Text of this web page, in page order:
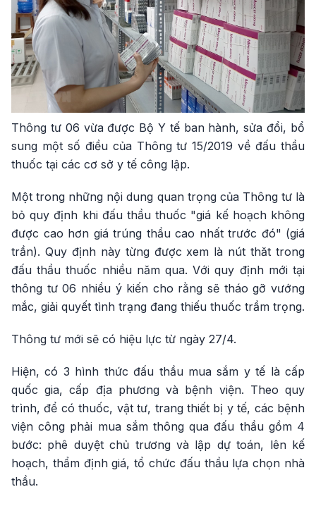
Thông tư 06 vừa được Bộ Y tế ban hành, sửa đổi, bổ
sung một số điều của Thông tư 15/2019 về đấu thầu
thuốc tại các cơ sở y tế công lập.
Một trong những nội dung quan trọng của Thông tư là
bỏ quy định khi đấu thầu thuốc "giá kế hoạch không
được cao hơn giá trúng thầu cao nhất trước đó" (giá
trần). Quy định này từng được xem là nút thăt trong
đấu thầu thuốc nhiều năm qua. Với quy định mới tại
thông tư 06 nhiều ý kiến cho rằng sẽ tháo gỡ vướng
mắc, giải quyết tình trạng đang thiếu thuốc trầm trọng.
Thông tư mới sẽ có hiệu lực từ ngày 27/4.
Hiện, có 3 hình thức đấu thầu mua sắm y tế là cấp
quốc gia, cấp địa phương và bệnh viện. Theo quy
trình, để có thuốc, vật tư, trang thiết bị y tế, các bệnh
viện công phải mua sắm thông qua đấu thầu gồm 4
bước: phê duyệt chủ trương và lập dự toán, lên kế
hoạch, thẩm định giá, tổ chức đấu thầu lựa chọn nhà
thầu.